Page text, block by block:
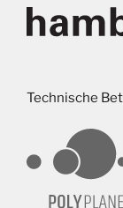
Technische